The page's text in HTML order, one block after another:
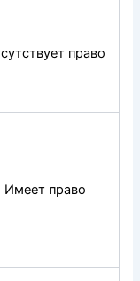
право
Имеет право